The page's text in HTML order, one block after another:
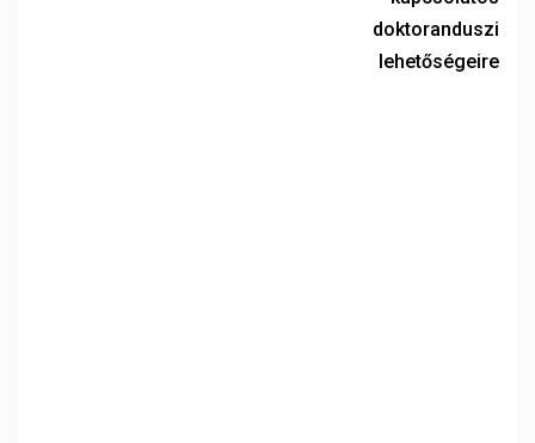
doktoranduszi
lehetőségeire